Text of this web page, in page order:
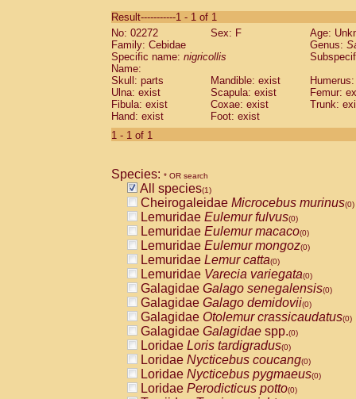
CebidaeSaguinus labiatus(0)
Cebidae Saguinus leucopus (0)
Cebidae
CebidaeSaguinus mystax
Cebidae Saguinus nigricollis (1)
Cebidae Saguinus oedipus
Cebidae Saguinus weddelli
Cebidae Saguinusspp.
Cebidae
CebidaeCebus capucinus
CebidaeCebus nigrivittatus
CebidaeCebus spp.(0)
CebidaeSaimiri boliviensis(0)
CebidaeSaimiri sciureus(0)
AtelidaeAlouatta caraya(0)
AtelidaeAlouatta fusca(0)
AtelidaeAlouatta seniculus(0)
AtelidaeAlouattaspp.(0)
AtelidaeAteles belzebuth(0)
AtelidaeAteles geoffroyi(0)
AtelidaeAteles paniscus(0)
AtelidaeAtelesspp.(0)
AtelidaeLagothrix lagothricha(0)
AtelidaeLagothrix lagothricha cana
PitheciidaeCacajao calvus
Result-----------1 - 1 of 1
No: 02272
Sex: F
Age:
Family: Cebidae
Genus:
Specific name: nigricollis
Name:
Skull: parts
Mandible: exist
Ulna: exist
Scapula: exist
Femur:
Fibula: exist
Coxae: exist
Trunk:
Hand: exist
Foot: exist
1 - 1 of 1
Species: * OR search
All species(1)
Cheirogaleidae Microcebus murinus(0)
Lemuridae Eulemur fulvus(0)
Lemuridae Eulemur macaco(0)
Lemuridae Eulemur mongoz(0)
Lemuridae Lemur catta(0)
Lemuridae Varecia variegata(0)
Galagidae Galago senegalensis(0)
Galagidae Galago demidovii(0)
Galagidae Otolemur crassicaudatus(0)
Galagidae Galagidae spp.(0)
Loridae Loris tardigradus(0)
Loridae Nycticebus coucang(0)
Loridae Nycticebus pygmaeus(0)
Loridae Perodicticus potto(0)